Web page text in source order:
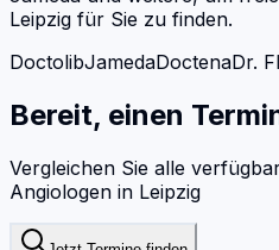
Leipzig für Sie zu finden.
DoctolibJamedaDoctenaDr.
Bereit, einen
Vergleichen Sie alle
Angiologen in Leipzig